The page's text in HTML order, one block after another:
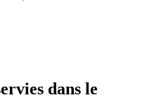
dans le